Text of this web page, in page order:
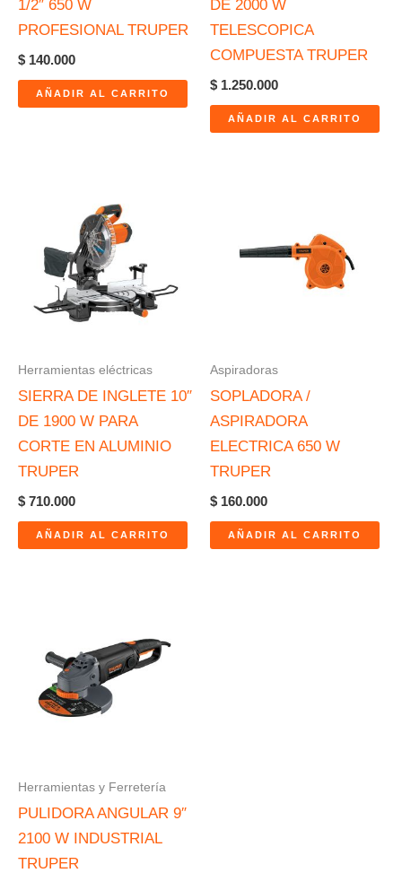
1/2″ 650 W
PROFESIONAL TRUPER
$ 140.000
AÑADIR AL CARRITO
DE 2000 W
TELESCOPICA
COMPUESTA TRUPER
$ 1.250.000
AÑADIR AL CARRITO
Herramientas eléctricas
SIERRA DE INGLETE 10″
DE 1900 W PARA
CORTE EN ALUMINIO
TRUPER
$ 710.000
AÑADIR AL CARRITO
Aspiradoras
SOPLADORA /
ASPIRADORA
ELECTRICA 650 W
TRUPER
$ 160.000
AÑADIR AL CARRITO
Herramientas y Ferretería
PULIDORA ANGULAR 9″
2100 W INDUSTRIAL
TRUPER